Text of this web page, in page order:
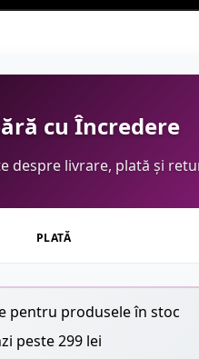
cu Încredere
despre livrare, plată și
PLATĂ
pentru produsele în stoc
peste 299 lei